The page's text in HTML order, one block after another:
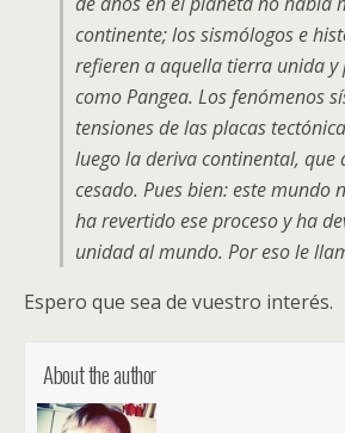
continente; los sismólogos e
refieren a aquella tierra unida
como Pangea. Los fenómenos
tensiones de las placas
luego la deriva continental, que
cesado. Pues bien: este mundo
ha revertido ese proceso y ha
unidad al mundo. Por eso le
Espero que sea de vuestro interés.
About the author